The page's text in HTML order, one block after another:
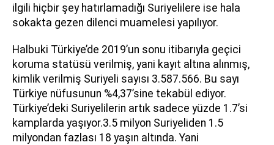
ilgili hiçbir şey hatırlamadığı Suriyelilere ise hala
sokakta gezen dilenci muamelesi yapılıyor.
Halbuki Türkiye’de 2019’un sonu itibarıyla geçici
koruma statüsü verilmiş, yani kayıt altına alınmış,
kimlik verilmiş Suriyeli sayısı 3.587.566. Bu sayı
Türkiye nüfusunun %4,37’sine tekabül ediyor.
Türkiye’deki Suriyelilerin artık sadece yüzde 1.7’si
kamplarda yaşıyor.3.5 milyon Suriyeliden 1.5
milyondan fazlası 18 yaşın altında. Yani